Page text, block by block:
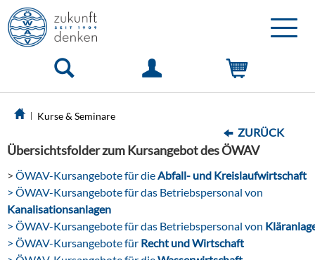
Toggle
Kurse & Seminare
ZURÜCK
Übersichtsfolder zum Kursangebot des ÖWAV
> ÖWAV-Kursangebote für dieAbfall- und Kreislaufwirtschaft
> ÖWAV-Kursangebote für das Betriebspersonal von
Kanalisationsanlagen
> ÖWAV-Kursangebote für das Betriebspersonal von
> ÖWAV-Kursangebote für Recht und Wirtschaft